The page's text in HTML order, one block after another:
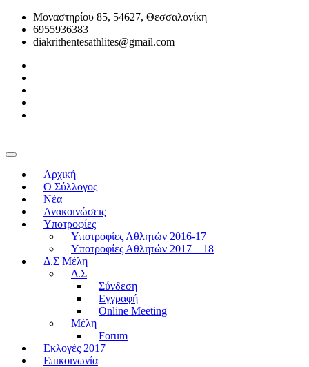
Μοναστηρίου 85, 54627, Θεσσαλονίκη
6955936383
diakrithentesathlites@gmail.com
Αρχική
O Σύλλογος
Νέα
Ανακοινώσεις
Υποτροφίες
Υποτροφίες Αθλητών 2016-17
Υποτροφίες Αθλητών 2017 – 18
Δ.Σ Μέλη
Δ.Σ
Σύνδεση
Εγγραφή
Online Meeting
Μέλη
Forum
Εκλογές 2017
Επικοινωνία